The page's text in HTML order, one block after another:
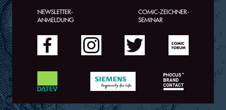
NEWSLETTER-
ANMELDUNG
COMIC-ZEICHNER-
SEMINAR